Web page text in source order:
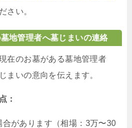
さい。
地管理者へ墓じまいの連絡
在のお墓がある墓地管理者
まいの意向を伝えます。
：
合があります（相場：3万〜30